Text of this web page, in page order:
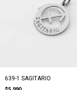
639-1 SAGITARIO